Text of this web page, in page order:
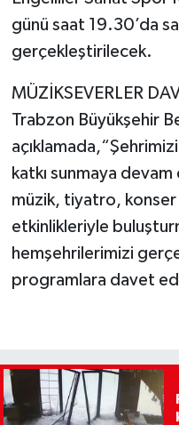
günü saat 19.30’da
gerçekleştirilecek.
MÜZİKSEVERLER
Trabzon Büyükşehir
katkı sunmaya devam
müzik, tiyatro,
etkinlikleriyle
hemşehrilerimizi
programlara davet